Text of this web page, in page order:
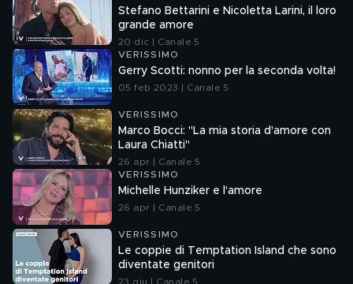
Stefano Bettarini e Nicoletta Larini, il loro
grande amore
20 dic | Canale 5
VERISSIMO
Gerry Scotti: nonno per la seconda volta!
05 feb 2023 | Canale 5
VERISSIMO
Marco Bocci: "La mia storia d'amore con
Laura Chiatti"
26 apr | Canale 5
VERISSIMO
Michelle Hunziker e l'amore
26 apr | Canale 5
VERISSIMO
Le coppie di Temptation Island che sono
diventate genitori
23 giu | Canale 5